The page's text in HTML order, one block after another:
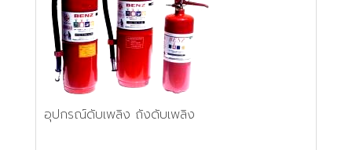
อุปกรณ์ดับเพลิง ถังดับเพลิง